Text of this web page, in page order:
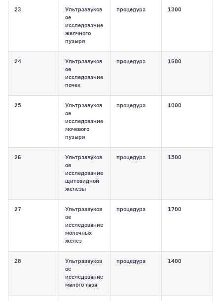
23
Ультразвуков
ое
исследование
желчного
пузыря
процедура 1300
24
Ультразвуков
ое
исследование
почек
процедура 1600
25
Ультразвуков
ое
исследование
мочевого
пузыря
процедура 1000
26
Ультразвуков
ое
исследование
щитовидной
железы
процедура 1500
27
Ультразвуков
ое
исследование
молочных
желез
процедура 1700
28
Ультразвуков
ое
исследование
малого таза
процедура 1400